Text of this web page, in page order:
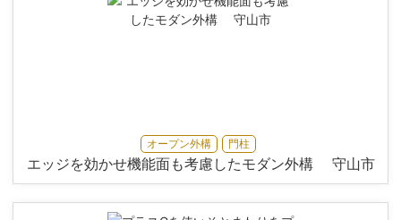
オープン外構 門柱
エッジを効かせ機能面も考慮したモダン外構 守山市